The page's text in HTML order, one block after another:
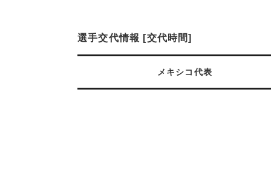
選手交代情報 [交代時間]
メキシコ代表